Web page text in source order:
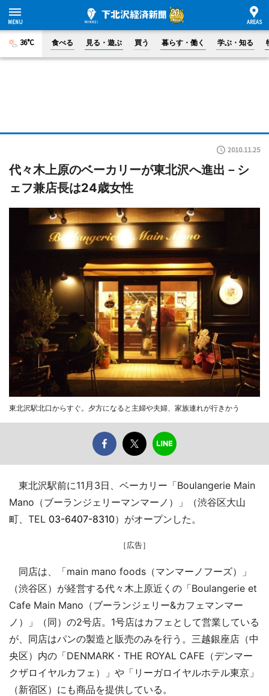
36°C 食べる 見る・遊ぶ 買う 暮らす・働く 学ぶ・知る
2010.11.25
代々木上原のベーカリーが東北沢へ進出－シ
ェフ兼店長は24歳女性
東北沢駅北口からすぐ。夕方になると主婦や夫婦、家族連れが行きかう
東北沢駅前に11月3日、ベーカリー「Boulangerie Main
Mano（ブーランジェリーマンマーノ）」（渋谷区大山
町、TEL 03-6407-8310）がオープンした。
［広告］
同店は、「main mano foods（マンマーノフーズ）」
（渋谷区）が経営する代々木上原近くの「Boulangerie et
Cafe Main Mano（ブーランジェリー&カフェマンマー
ノ）」（同）の2号店。1号店はカフェとして営業している
が、同店はパンの製造と販売のみを行う。三越銀座店（中
央区）内の「DENMARK・THE ROYAL CAFE（デンマー
クザロイヤルカフェ）」や「リーガロイヤルホテル東京」
（新宿区）にも商品を提供している。